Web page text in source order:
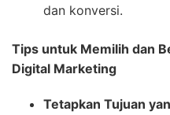
dan konversi.
Tips untuk Memilih dan
Digital Marketing
Tetapkan Tujuan